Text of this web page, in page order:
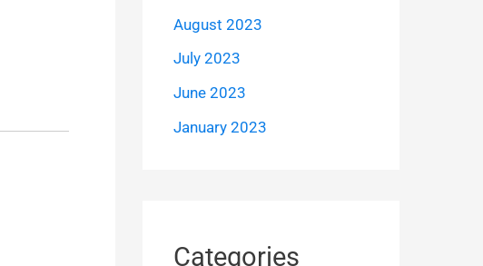
August 2023
July 2023
June 2023
January 2023
Categories